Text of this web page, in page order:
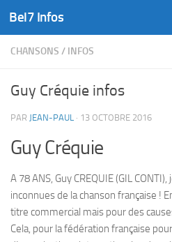
Skip to content
Bel7 Infos
CHANSONS / INFOS
Guy Créquie infos
PAR JEAN-PAUL · 13 OCTOBRE 2016
Guy Créquie
A 78 ANS, Guy CREQUIE (GIL
inconnues de la chanson française !
titre commercial mais pour des
Cela, pour la fédération française pour